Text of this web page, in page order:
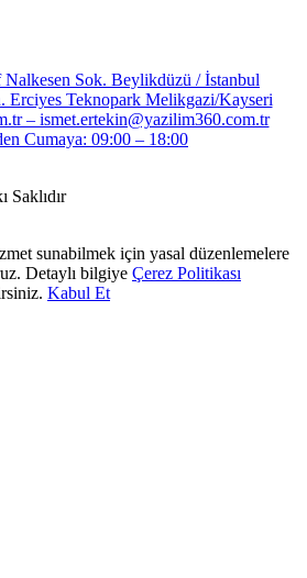
Nalkesen Sok. Beylikdüzü / İstanbul
Erciyes Teknopark Melikgazi/Kayseri
– ismet.ertekin@yazilim360.com.tr
Cumaya: 09:00 – 18:00
Saklıdır
sunabilmek için yasal düzenlemelere
Detaylı bilgiye Çerez Politikası
Kabul Et